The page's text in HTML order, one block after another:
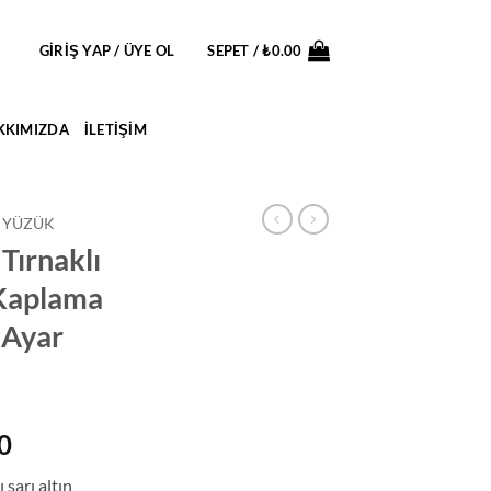
GIRIŞ YAP / ÜYE OL SEPET /₺0.00
İLETIŞIM
Şu
altın